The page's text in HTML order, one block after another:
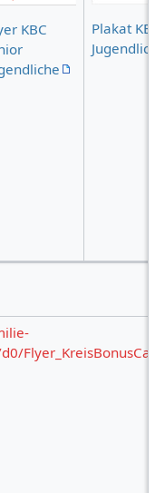
KBC
Plakat